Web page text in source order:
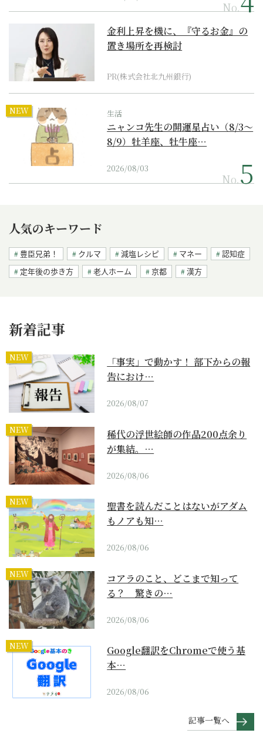
No.
金利上昇を機に、『守るお金』の
置き場所を再検討
PR(株式会社北九州銀行)
NEW 生活
ニャンコ先生の開運星占い（8/3～
8/9）牡羊座、牡牛座…
2026/08/03
No.
人気のキーワード
豊臣兄弟！ クルマ 減塩レシピ マネー
認知症
定年後の歩き方
老人ホーム 京都 漢方
新着記事
NEW
「事実」で動かす！ 部下からの報
告におけ…
2026/08/07
NEW
稀代の浮世絵師の作品200点余り
が集結。…
2026/08/06
NEW
聖書を読んだことはないがアダム
もノアも知…
2026/08/06
NEW
コアラのこと、どこまで知って
る？ 驚きの…
2026/08/06
NEW
Google翻訳をChromeで使う基
本…
2026/08/06
記事一覧へ